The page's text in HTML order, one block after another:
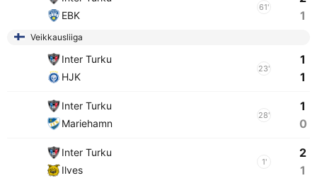
EBK
61'
1
Veikkausliiga
Inter Turku
HJK
23'
1
1
Inter Turku
Mariehamn
28'
1
0
Inter Turku
Ilves
1'
2
1